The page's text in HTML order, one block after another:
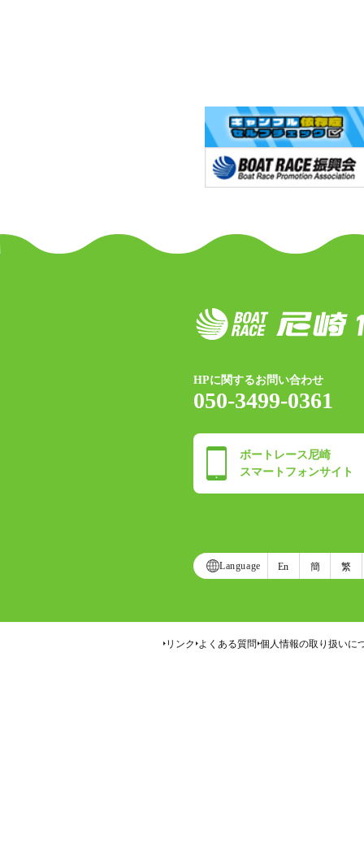
HPに関するお問い合わせ
050-3499-0361
ボートレース尼崎
スマートフォンサイト
Language En 簡 繁
リンク よくある質問 個人情報の取り扱いに